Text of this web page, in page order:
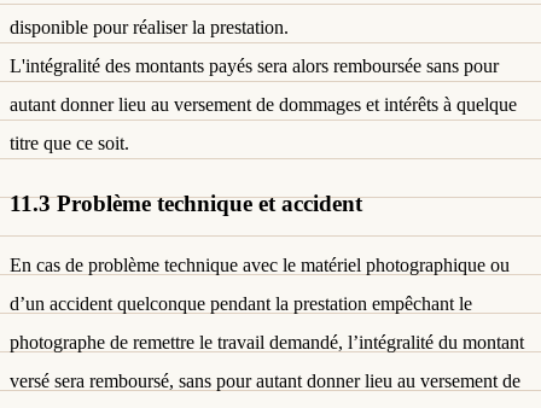
disponible pour réaliser la prestation.
L'intégralité des montants payés sera alors remboursée sans pour
autant donner lieu au versement de dommages et intérêts à quelque
titre que ce soit.
11.3 Problème technique et accident
En cas de problème technique avec le matériel photographique ou
d’un accident quelconque pendant la prestation empêchant le
photographe de remettre le travail demandé, l’intégralité du montant
versé sera remboursé, sans pour autant donner lieu au versement de